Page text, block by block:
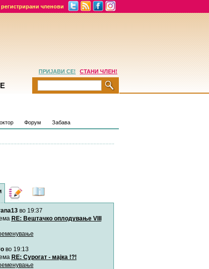
регистрирани членови
Форум Забава
Дневници
во 19:37
RE: Вештачко оплодување VIII
во 19:13
RE: Сурогат - мајка !?!
ПРИЈАВИ СЕ! СТАНИ ЧЛЕН!